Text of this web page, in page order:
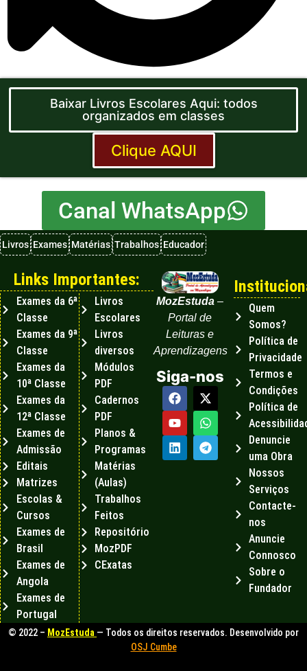
Baixar Livros Escolares Aqui: todos
organizados em classes
Clique AQUI
Canal WhatsApp
Livros Exames Matérias Trabalhos Educador
MozEstuda –
Portal de
Leituras e
Aprendizagens
Siga-nos
Quem
Somos?
Política de
Privacidade
Termos e
Condições
Política de
Denuncie
uma Obra
Nossos
Serviços
Contacte-
nos
Anuncie
Connosco
Sobre o
Fundador
Links Importantes:
Exames da 6ª
Classe
Exames da 9ª
Classe
Exames da
10ª Classe
Exames da
12ª Classe
Exames de
Admissão
Editais
Matrizes
Escolas &
Cursos
Exames de
Brasil
Exames de
Angola
Exames de
Portugal
Livros
Escolares
Livros
diversos
Módulos
PDF
Cadernos
PDF
Planos &
Programas
Matérias
(Aulas)
Trabalhos
Feitos
Repositório
MozPDF
CExatas
© 2022 – MozEstuda — Todos os direitos reservados. Desenvolvido por
OSJ Cumbe